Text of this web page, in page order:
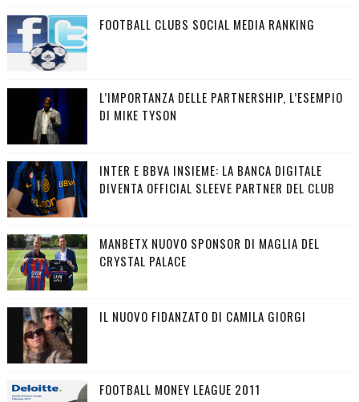
FOOTBALL CLUBS SOCIAL MEDIA RANKING
L’IMPORTANZA DELLE PARTNERSHIP, L’ESEMPIO
DI MIKE TYSON
INTER E BBVA INSIEME: LA BANCA DIGITALE
DIVENTA OFFICIAL SLEEVE PARTNER DEL CLUB
MANBETX NUOVO SPONSOR DI MAGLIA DEL
CRYSTAL PALACE
IL NUOVO FIDANZATO DI CAMILA GIORGI
FOOTBALL MONEY LEAGUE 2011